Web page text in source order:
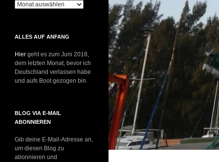
Archive
ALLES AUF ANFANG
Hier geht es zum Juni 2018,
dem letzten Monat, bevor ich
Deutschland verlassen habe
und aufs Boot gezogen bin.
BLOG VIA E-MAIL
ABONNIEREN
Gib deine E-Mail-Adresse an,
um diesen Blog zu
abonnieren und